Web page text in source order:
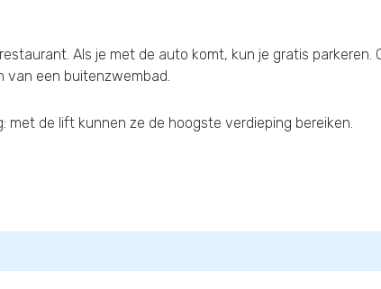
Als je met de auto komt, kun je gratis
van een buitenzwembad.
met de lift kunnen ze de hoogste verdieping bereiken.